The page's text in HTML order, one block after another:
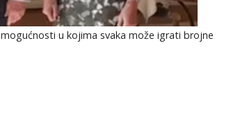
u kojima svaka može igrati brojne